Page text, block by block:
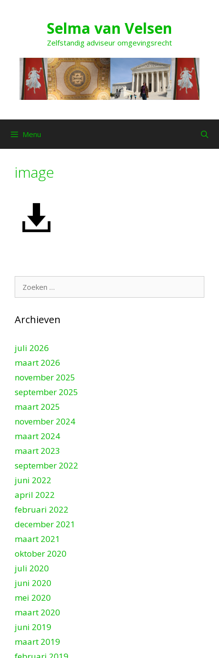
Selma van Velsen
Zelfstandig adviseur omgevingsrecht
Menu
image
Archieven
juli 2026
maart 2026
november 2025
september 2025
maart 2025
november 2024
maart 2024
maart 2023
september 2022
juni 2022
april 2022
februari 2022
december 2021
maart 2021
oktober 2020
juli 2020
juni 2020
mei 2020
maart 2020
juni 2019
maart 2019